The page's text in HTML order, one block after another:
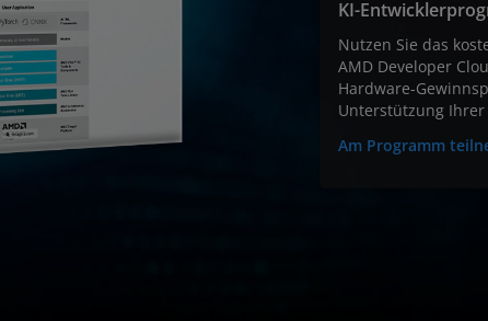
KI-
Nutzen Sie das
AMD Developer
Hardware-
Unterstützung Ihrer
Am Programm